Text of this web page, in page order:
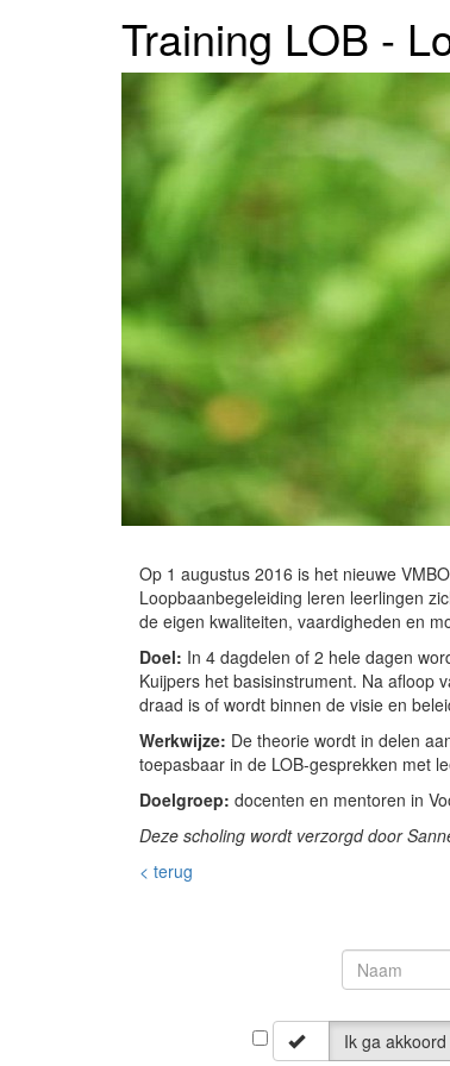
Training LOB -
Op 1 augustus 2016 is het nieuwe
Loopbaanbegeleiding leren leerlingen
de eigen kwaliteiten, vaardigheden en
Doel: In 4 dagdelen of 2 hele dagen
Kuijpers het basisinstrument. Na afloop
draad is of wordt binnen de visie en
Werkwijze: De theorie wordt in delen
toepasbaar in de LOB-gesprekken met
Doelgroep: docenten en mentoren in
Deze scholing wordt verzorgd door
< terug
Ik ga